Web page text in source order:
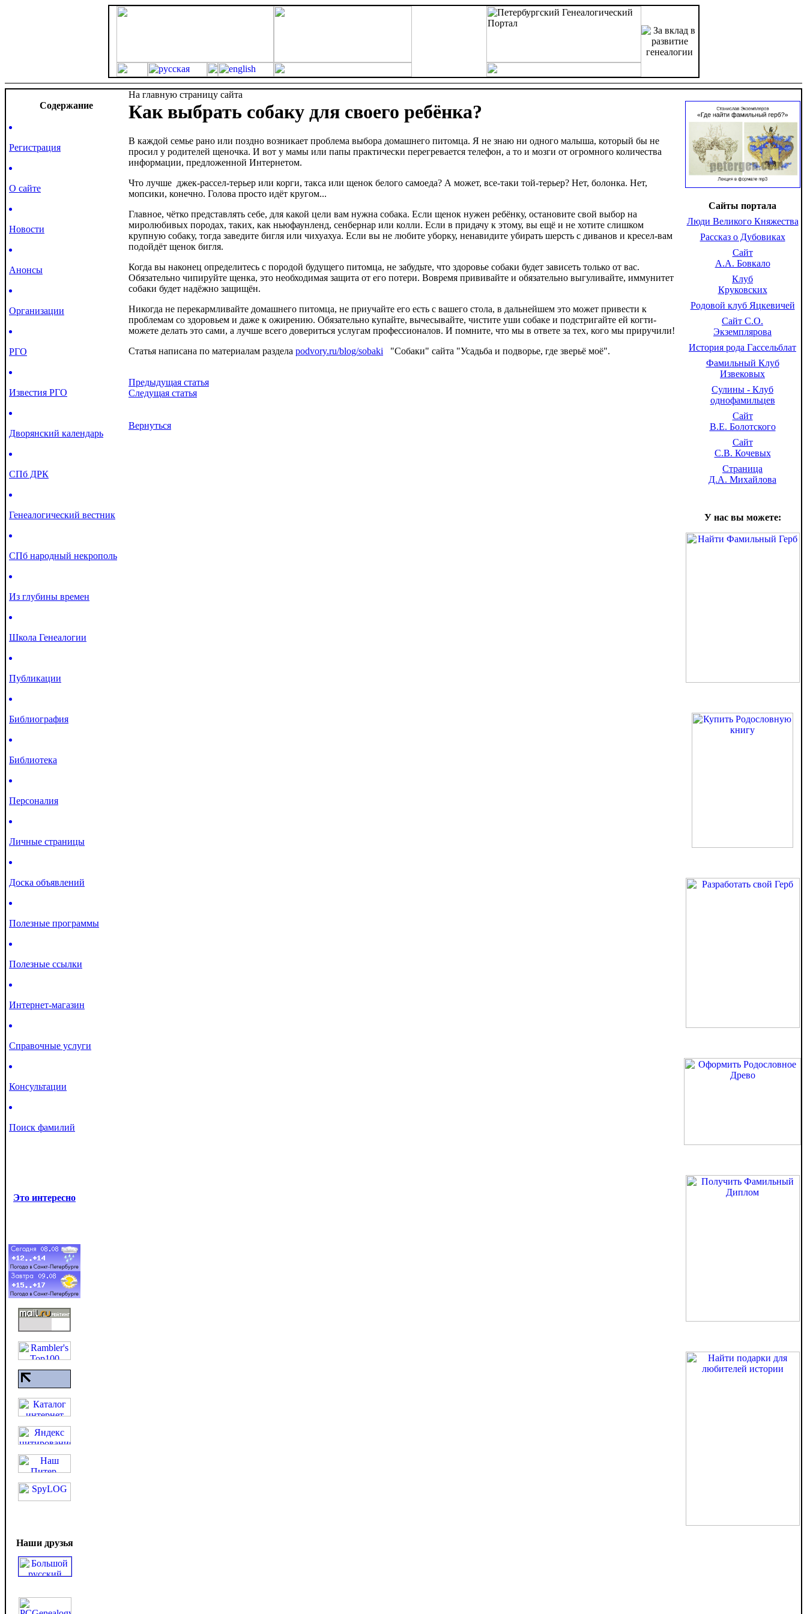
Cодержание
Регистрация
О сайте
Новости
Анонсы
Организации
РГО
Известия РГО
Дворянский календарь
СПб ДРК
Генеалогический вестник
СПб народный некрополь
Из глубины времен
Школа Генеалогии
Публикации
Библиография
Библиотека
Персоналия
Личные страницы
Доска объявлений
Полезные программы
Полезные ссылки
Интернет-магазин
Справочные услуги
Консультации
Поиск фамилий
Это интересно
Наши друзья
На главную страницу сайта
Как выбрать собаку для своего ребёнка?
В каждой семье рано или поздно возникает проблема выбора домашнего питомца. Я не знаю ни одного малыша, который бы не
просил у родителей щеночка. И вот у мамы или папы практически перегревается телефон, а то и мозги от огромного количества
информации, предложенной Интернетом.
Что лучше джек-рассел-терьер или корги, такса или щенок белого самоеда? А может, все-таки той-терьер? Нет, болонка. Нет,
мопсики, конечно. Голова просто идёт кругом...
Главное, чётко представлять себе, для какой цели вам нужна собака. Если щенок нужен ребёнку, остановите свой выбор на
миролюбивых породах, таких, как ньюфаунленд, сенбернар или колли. Если в придачу к этому, вы ещё и не хотите слишком
крупную собаку, тогда заведите бигля или чихуахуа. Если вы не любите уборку, ненавидите убирать шерсть с диванов и кресел-вам
подойдёт щенок бигля.
Когда вы наконец определитесь с породой будущего питомца, не забудьте, что здоровье собаки будет зависеть только от вас.
Обязательно чипируйте щенка, это необходимая защита от его потери. Вовремя прививайте и обязательно выгуливайте, иммунитет
собаки будет надёжно защищён.
Никогда не перекармливайте домашнего питомца, не приучайте его есть с вашего стола, в дальнейшем это может привести к
проблемам со здоровьем и даже к ожирению. Обязательно купайте, вычесывайте, чистите уши собаке и подстригайте ей когти-
можете делать это сами, а лучше всего довериться услугам профессионалов. И помните, что мы в ответе за тех, кого мы приручили!
Статья написана по материалам раздела podvory.ru/blog/sobaki "Собаки" сайта "Усадьба и подворье, где зверьё моё".
Предыдущая статья
Следущая статья
Вернуться
Сайты портала
Люди Великого Княжества
Рассказ о Дубовиках
Сайт
А.А. Бовкало
Клуб
Круковских
Родовой клуб Яцкевичей
Сайт С.О.
Экземплярова
История рода Гассельблат
Фамильный Клуб
Извековых
Сулины - Клуб
однофамильцев
Сайт
В.Е. Болотского
Сайт
С.В. Кочевых
Страница
Д.А. Михайлова
У нас вы можете: